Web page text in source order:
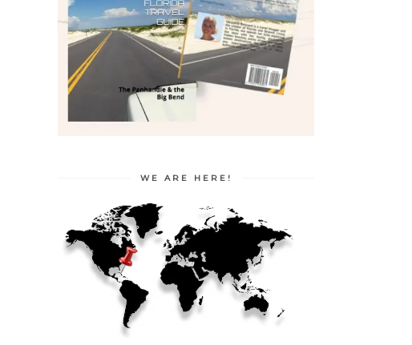
WE ARE HERE!